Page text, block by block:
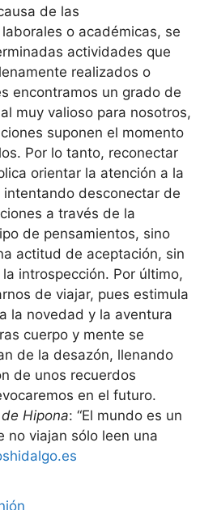
de las
o académicas, se
actividades que
realizados o
encontramos un grado de
muy valioso para nosotros,
suponen el momento
Por lo tanto, reconectar
orientar la atención a la
intentando desconectar de
a través de la
de pensamientos, sino
actitud de aceptación, sin
introspección. Por último,
de viajar, pues estimula
la novedad y la aventura
cuerpo y mente se
de la desazón, llenando
de unos recuerdos
en el futuro.
Hipona: “El mundo es un
no viajan sólo leen una